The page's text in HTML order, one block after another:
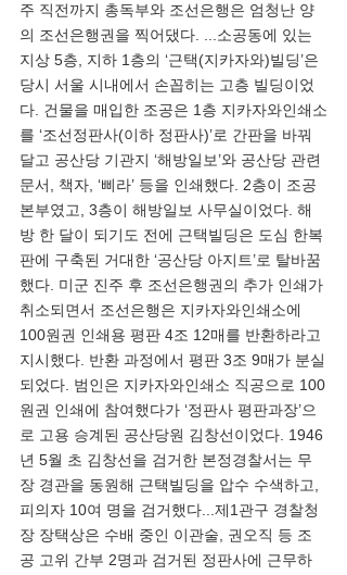
주 직전까지 총독부와 조선은행은 엄청난 양
의 조선은행권을 찍어댔다. ...소공동에 있는
지상 5층, 지하 1층의 ‘근택(지카자와)빌딩’은
당시 서울 시내에서 손꼽히는 고층 빌딩이었
다. 건물을 매입한 조공은 1층 지카자와인쇄소
를 ‘조선정판사(이하 정판사)’로 간판을 바꿔
달고 공산당 기관지 ‘해방일보’와 공산당 관련
문서, 책자, ‘삐라’ 등을 인쇄했다. 2층이 조공
본부였고, 3층이 해방일보 사무실이었다. 해
방 한 달이 되기도 전에 근택빌딩은 도심 한복
판에 구축된 거대한 ‘공산당 아지트’로 탈바꿈
했다. 미군 진주 후 조선은행권의 추가 인쇄가
취소되면서 조선은행은 지카자와인쇄소에
100원권 인쇄용 평판 4조 12매를 반환하라고
지시했다. 반환 과정에서 평판 3조 9매가 분실
되었다. 범인은 지카자와인쇄소 직공으로 100
원권 인쇄에 참여했다가 ‘정판사 평판과장’으
로 고용 승계된 공산당원 김창선이었다. 1946
년 5월 초 김창선을 검거한 본정경찰서는 무
장 경관을 동원해 근택빌딩을 압수 수색하고,
피의자 10여 명을 검거했다...제1관구 경찰청
장 장택상은 수배 중인 이관술, 권오직 등 조
공 고위 간부 2명과 검거된 정판사에 근무하